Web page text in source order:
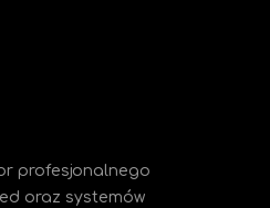
profesjonalnego
oraz systemów